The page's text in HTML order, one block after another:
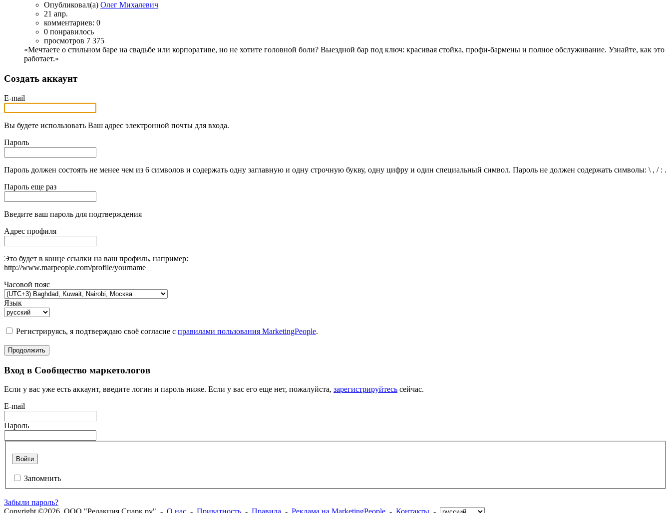
Опубликовал(а) Олег Михалевич
21 апр.
комментариев: 0
0 понравилось
просмотров 7 375
«Мечтаете о стильном баре на свадьбе или корпоративе, но не хотите головной боли? Выездной бар под ключ: красивая стойка, профи-бармены и полное обслуживание. Узнайте, как это
работает.»
Создать аккаунт
E-mail
Вы будете использовать Ваш адрес электронной почты для входа.
Пароль
Пароль должен состоять не менее чем из 6 символов и содержать одну заглавную и одну строчную букву, одну цифру и один специальный символ. Пароль не должен содержать символы: \ , / : .
Пароль еще раз
Введите ваш пароль для подтверждения
Адрес профиля
Это будет в конце ссылки на ваш профиль, например:
http://www.marpeople.com/profile/yourname
Часовой пояс
Язык
Регистрируясь, я подтверждаю своё согласие с правилами пользования MarketingPeople.
Продолжить
Вход в Сообщество маркетологов
Если у вас уже есть аккаунт, введите логин и пароль ниже. Если у вас его еще нет, пожалуйста, зарегистрируйтесь сейчас.
E-mail
Пароль
Войти
Запомнить
Забыли пароль?
Copyright ©2026. ООО "Редакция Спарк ру" - О нас - Приватность - Правила - Реклама на MarketingPeople - Контакты -